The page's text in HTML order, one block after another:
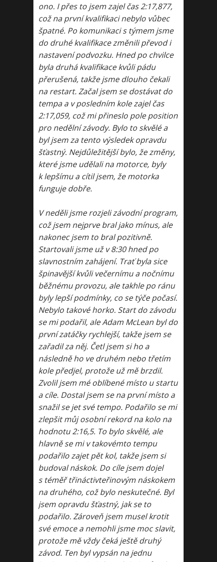
ono. I přes to jsem zajel čas 2:17,877,
což na první kvalifikaci nebylo vůbec
špatné. Po komunikaci s týmem jsme
do druhé kvalifikace změnili převod i
nastavení podvozku. Hned po chvilce
byla druhá kvalifikace kvůli pádu
přerušená, takže jsme dlouho čekali
na restart. Začal jsem se dostávat do
tempa a v posledním kole zajel čas
2:17,059, což mi přineslo pole position
pro nedělní závody. Bylo to skvělé a
byl jsem za tento výsledek opravdu
šťastný. Nejdůležitější bylo, že změny,
které jsme udělali na motorce, byly
k lepšímu a cítil jsem, že motorka
funguje dobře.
V neděli jsme rozjeli závodní program,
což jsem nejprve bral jako mínus, ale
nakonec jsem to bral pozitivně.
Startovali jsme už v 8:30 hned po
slavnostním zahájení. Trať byla sice
špinavější kvůli večernímu a nočnímu
běžnému provozu, ale takhle po ránu
byly lepší podmínky, co se týče počasí.
Nebylo takové horko. Start do závodu
se mi podařil, ale Adam McLean byl do
první zatáčky rychlejší, takže jsem se
zařadil za něj. Četl jsem si ho a
následně ho ve druhém nebo třetím
kole předjel, protože už mě brzdil.
Zvolil jsem mé oblíbené místo u startu
a cíle. Dostal jsem se na první místo a
snažil se jet své tempo. Podařilo se mi
zlepšit můj osobní rekord na kolo na
hodnotu 2:16,5. To bylo skvělé, ale
hlavně se mi v takovémto tempu
podařilo zajet pět kol, takže jsem si
budoval náskok. Do cíle jsem dojel
s téměř třináctivteřinovým náskokem
na druhého, což bylo neskutečné. Byl
jsem opravdu šťastný, jak se to
podařilo. Zároveň jsem musel krotit
své emoce a nemohli jsme moc slavit,
protože mě vždy čeká ještě druhý
závod. Ten byl vypsán na jednu